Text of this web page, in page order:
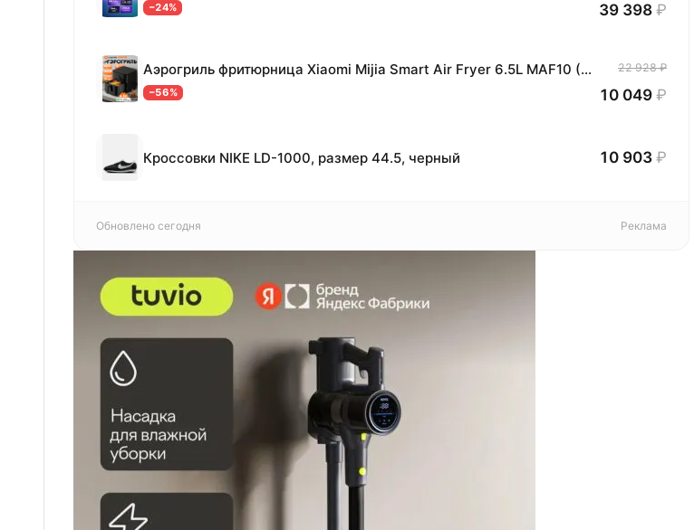
−24% 39 398 ₽
Аэрогриль фритюрница Xiaomi Mijia Smart Air Fryer 6.5L MAF10 (Black) BHR7357EU, черный
−56%
22 928 ₽
10 049 ₽
Кроссовки NIKE LD-1000, размер 44.5, черный 10 903 ₽
Обновлено сегодня Реклама